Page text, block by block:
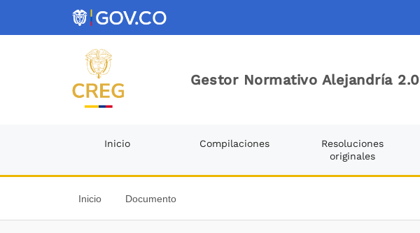
Gestor Normativo Alejandría 2.0
Inicio Compilaciones
Resoluciones
originales
Inicio Documento